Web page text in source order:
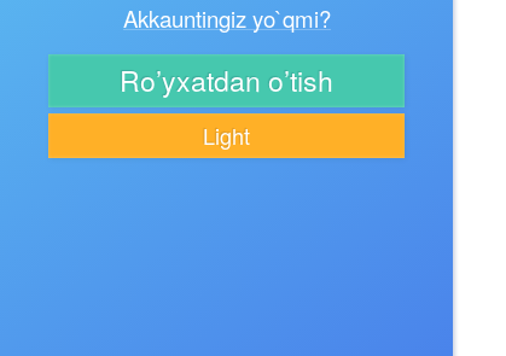
Akkauntingiz yo`qmi?
Ro’yxatdan o’tish
Light